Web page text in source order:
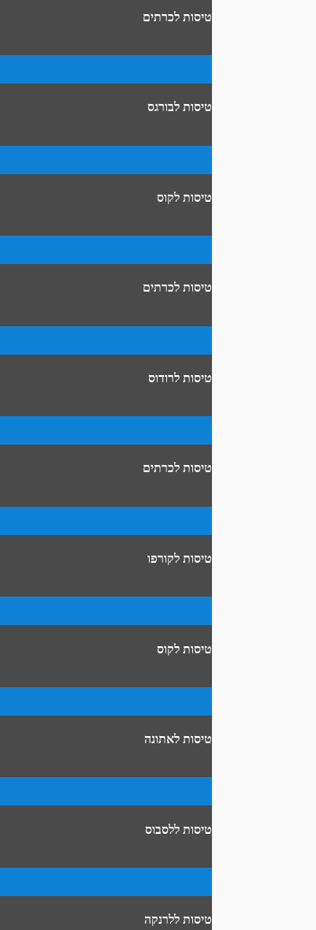
טיסות לכרתים
טיסות לבורגס
טיסות לקוס
טיסות לכרתים
טיסות לרודוס
טיסות לכרתים
טיסות לקורפו
טיסות לקוס
טיסות לאתונה
טיסות ללסבוס
טיסות ללרנקה